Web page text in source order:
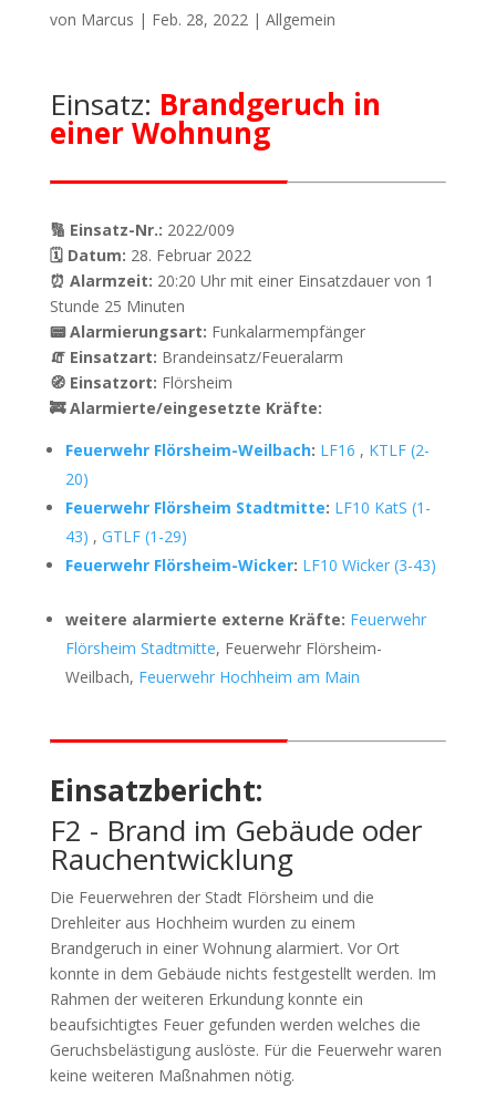
von Marcus | Feb. 28, 2022| Allgemein
Einsatz: Brandgeruch in
einer Wohnung
🔢 Einsatz-Nr.: 2022/009
🗓 Datum: 28. Februar 2022
⏰ Alarmzeit: 20:20 Uhr mit einer Einsatzdauer von 1
Stunde 25 Minuten
📟 Alarmierungsart: Funkalarmempfänger
🧯 Einsatzart: Brandeinsatz/Feueralarm
🧭 Einsatzort: Flörsheim
🚒 Alarmierte/eingesetzte Kräfte:
Feuerwehr Flörsheim-Weilbach: LF16 , KTLF (2-
20)
Feuerwehr Flörsheim Stadtmitte: LF10 KatS (1-
43) , GTLF (1-29)
Feuerwehr Flörsheim-Wicker: LF10 Wicker (3-43)
weitere alarmierte externe Kräfte: Feuerwehr
Flörsheim Stadtmitte, Feuerwehr Flörsheim-
Weilbach, Feuerwehr Hochheim am Main
Einsatzbericht:
F2 - Brand im Gebäude oder
Rauchentwicklung
Die Feuerwehren der Stadt Flörsheim und die
Drehleiter aus Hochheim wurden zu einem
Brandgeruch in einer Wohnung alarmiert. Vor Ort
konnte in dem Gebäude nichts festgestellt werden. Im
Rahmen der weiteren Erkundung konnte ein
beaufsichtigtes Feuer gefunden werden welches die
Geruchsbelästigung auslöste. Für die Feuerwehr waren
keine weiteren Maßnahmen nötig.